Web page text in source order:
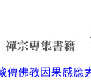
傳佛教因果感應